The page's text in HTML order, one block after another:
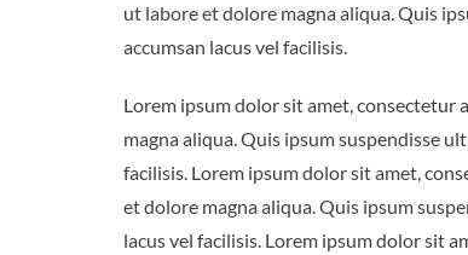
ut labore et dolore magna aliqua. Quis
accumsan lacus vel facilisis.
Lorem ipsum dolor sit amet,
magna aliqua. Quis ipsum suspendisse
facilisis. Lorem ipsum dolor sit amet,
et dolore magna aliqua. Quis ipsum
lacus vel facilisis. Lorem ipsum dolor sit